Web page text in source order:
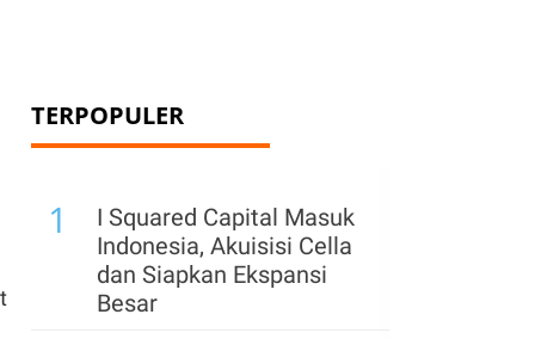
TERPOPULER
1
I Squared Capital Masuk
Indonesia, Akuisisi Cella
dan Siapkan Ekspansi
Besar